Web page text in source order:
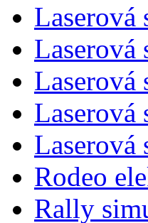
Laserová
Laserová
Laserová
Laserová
Laserová
Rodeo
Rally